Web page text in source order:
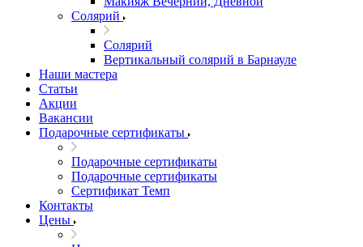
Солярий
Солярий
Вертикальный солярий в Барнауле
Наши мастера
Статьи
Акции
Вакансии
Подарочные сертификаты
Подарочные сертификаты
Подарочные сертификаты
Сертификат Темп
Контакты
Цены